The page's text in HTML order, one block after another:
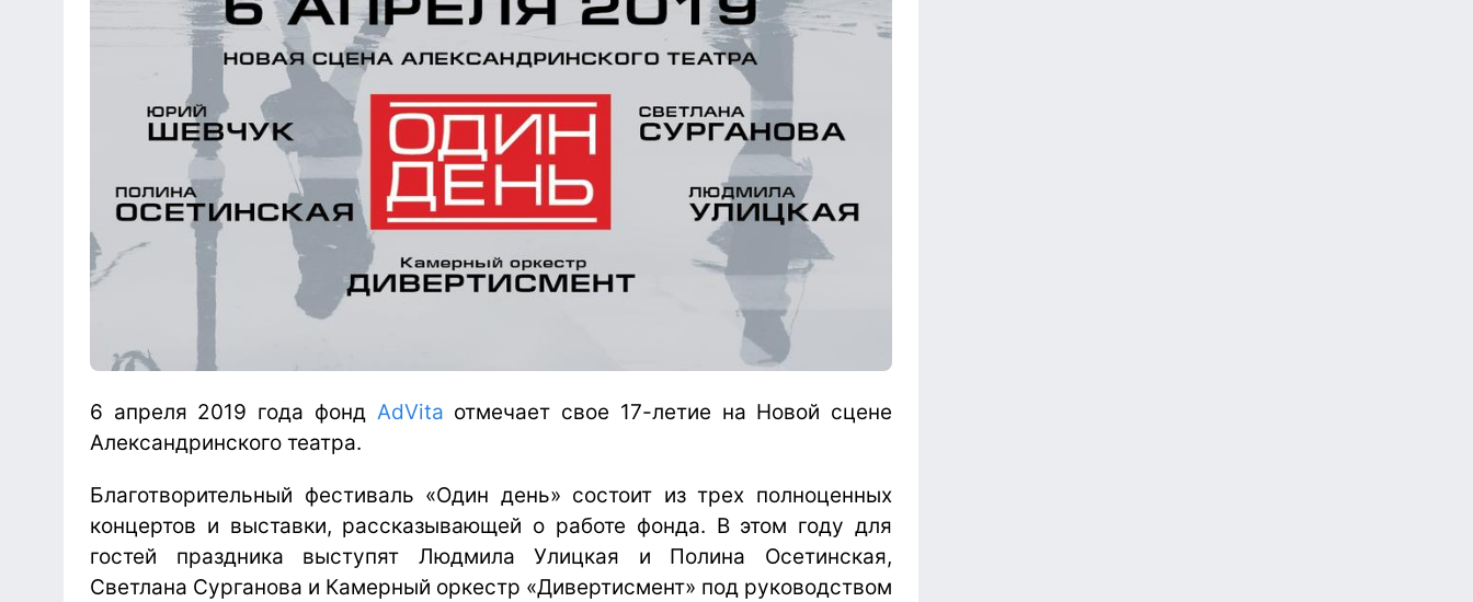
6 апреля 2019 года фонд AdVita отмечает свое 17-летие на Новой сцене
Александринского театра.
Благотворительный фестиваль «Один день» состоит из трех полноценных
концертов и выставки, рассказывающей о работе фонда. В этом году для
гостей праздника выступят Людмила Улицкая и Полина Осетинская,
Светлана Сурганова и Камерный оркестр «Дивертисмент» под руководством